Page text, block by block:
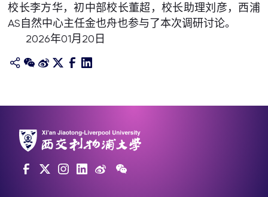
校长李方华，初中部校长董超，校长助理刘彦，西浦
AS自然中心主任金也舟也参与了本次调研讨论。
2026年01月20日